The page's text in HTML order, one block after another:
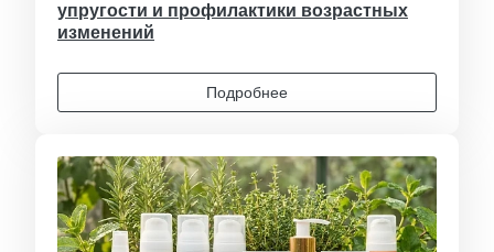
упругости и профилактики возрастных
изменений
Подробнее